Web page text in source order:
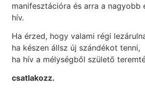
manifesztációra és arra a nagyobb
hív.
Ha érzed, hogy valami régi
ha készen állsz új szándékot tenni,
ha hív a mélységből születő
csatlakozz.